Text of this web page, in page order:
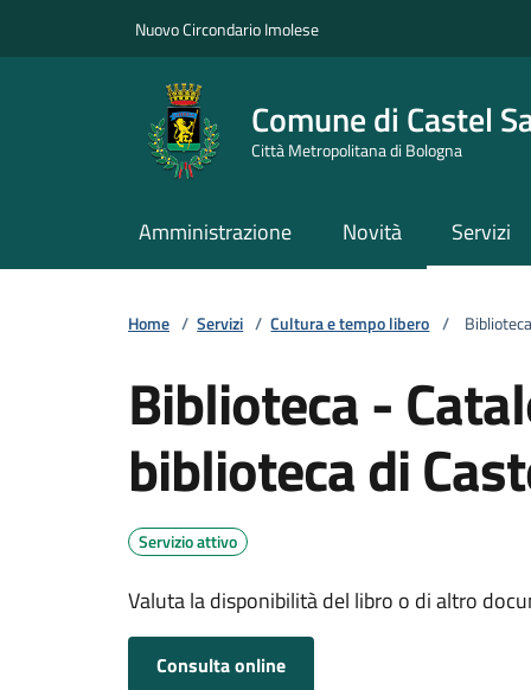
Nuovo Circondario Imolese
Comune di Castel
Città Metropolitana di Bologna
Amministrazione Novità Servizi
Home / Servizi / Cultura e tempo libero /
Biblioteca -
biblioteca di
Servizio attivo
Valuta la disponibilità del libro o di altro
Consulta online